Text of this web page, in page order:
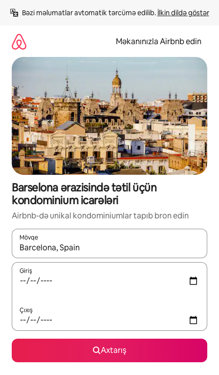
keç
Bəzi məlumatlar avtomatik tərcümə edilib. İlkin dildə göstər
Məkanınızla Airbnb edin
Barselona ərazisində tətil üçün
kondominium icarələri
Airbnb-də unikal kondominiumlar tapıb bron edin
Mövqe
Nəticələr varsa, yuxarı və aşağı ox düymələri ilə naviqasiya
Giriş
Çıxış
Axtarış